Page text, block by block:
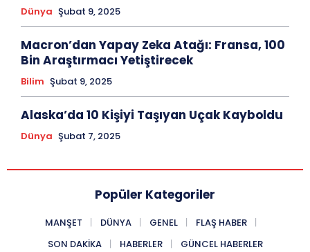
Dünya Şubat 9, 2025
Macron’dan Yapay Zeka Atağı: Fransa, 100
Bin Araştırmacı Yetiştirecek
Bilim Şubat 9, 2025
Alaska’da 10 Kişiyi Taşıyan Uçak Kayboldu
Dünya Şubat 7, 2025
Popüler Kategoriler
MANŞET DÜNYA GENEL
FLAŞ HABER
SON DAKIKA
HABERLER GÜNCEL HABERLER